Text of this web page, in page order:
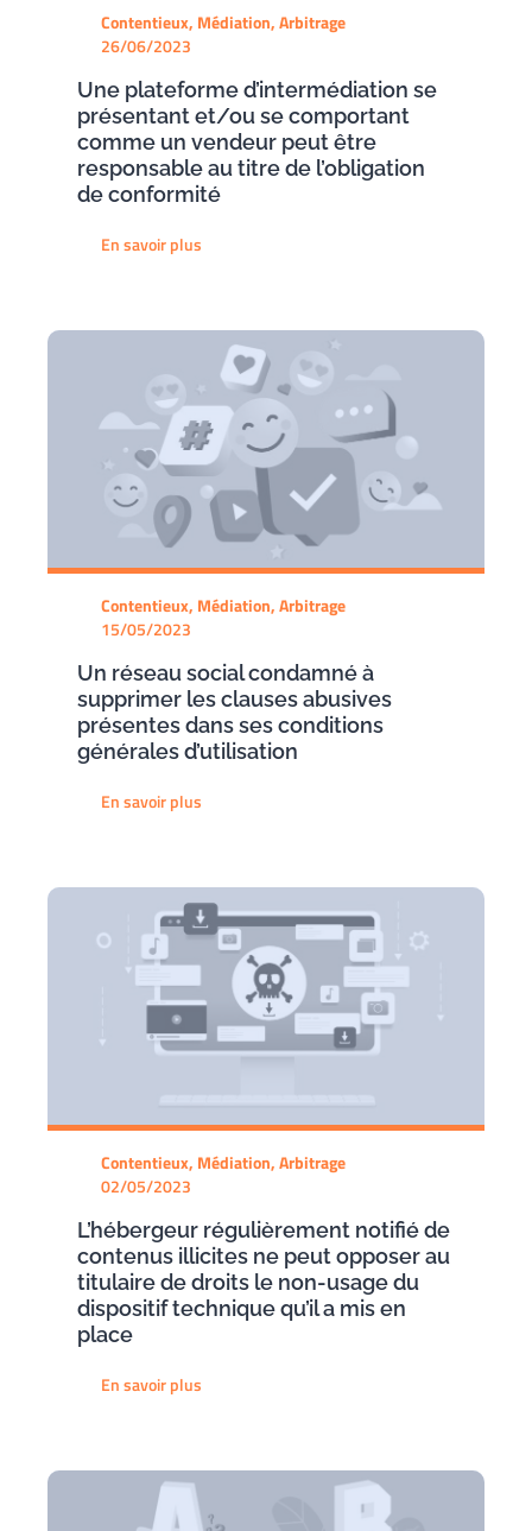
Contentieux, Médiation, Arbitrage
26/06/2023
Une plateforme d’intermédiation se
présentant et/ou se comportant
comme un vendeur peut être
responsable au titre de l’obligation
de conformité
En savoir plus
Contentieux, Médiation, Arbitrage
15/05/2023
Un réseau social condamné à
supprimer les clauses abusives
présentes dans ses conditions
générales d’utilisation
En savoir plus
Contentieux, Médiation, Arbitrage
02/05/2023
L’hébergeur régulièrement notifié de
contenus illicites ne peut opposer au
titulaire de droits le non-usage du
dispositif technique qu’il a mis en
place
En savoir plus